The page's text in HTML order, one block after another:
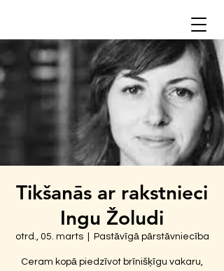
Tikšanās ar rakstnieci
Ingu Žoludi
otrd., 05. marts
  |
Pastāvīgā pārstāvniecība
Ceram kopā piedzīvot brīnišķīgu vakaru,